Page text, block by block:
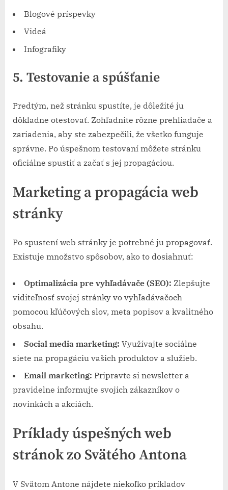
Blogové príspevky
Videá
Infografiky
5. Testovanie a spúšťanie
Predtým, než stránku spustíte, je dôležité ju
dôkladne otestovať. Zohľadnite rôzne prehliadače a
zariadenia, aby ste zabezpečili, že všetko funguje
správne. Po úspešnom testovaní môžete stránku
oficiálne spustiť a začať s jej propagáciou.
Marketing a propagácia web
stránky
Po spustení web stránky je potrebné ju propagovať.
Existuje množstvo spôsobov, ako to dosiahnuť:
Optimalizácia pre vyhľadávače (SEO): Zlepšujte
viditeľnosť svojej stránky vo vyhľadávačoch
pomocou kľúčových slov, meta popisov a kvalitného
obsahu.
Social media marketing: Využívajte sociálne
siete na propagáciu vašich produktov a služieb.
Email marketing: Pripravte si newsletter a
pravidelne informujte svojich zákazníkov o
novinkách a akciách.
Príklady úspešných web
stránok zo Svätého Antona
V Svätom Antone nájdete niekoľko príkladov